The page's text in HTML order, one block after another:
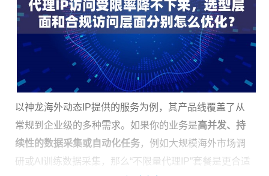
以神龙海外动态IP提供的服务为例，其产品线覆盖了从
常规到企业级的多种需求。如果你的业务是高并发、持
续性的数据采集或自动化任务，例如大规模海外市场调
研或AI训练数据采集，那么“不限量代理IP”套餐是更合适